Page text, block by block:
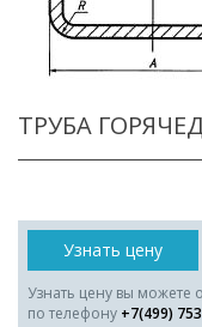
ТРУБА
Узнать цену
Узнать цену вы можете
по телефону +7(499)